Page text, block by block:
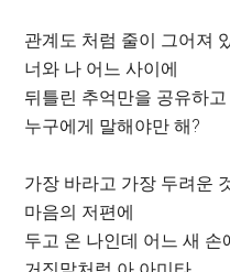
관계도 처럼 줄이 그어져
너와 나 어느 사이에
뒤틀린 추억만을 공유하고
누구에게 말해야만 해?
가장 바라고 가장 두려운
마음의 저편에
두고 온 나인데 어느 새 손